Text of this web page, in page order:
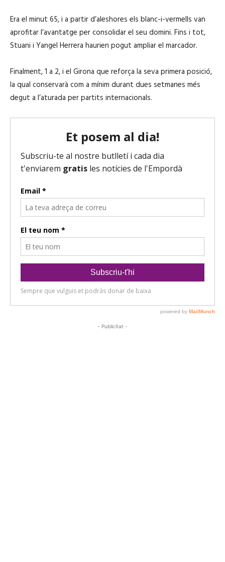
Era el minut 65, i a partir d’aleshores els blanc-i-vermells van
aprofitar l’avantatge per consolidar el seu domini. Fins i tot,
Stuani i Yangel Herrera haurien pogut ampliar el marcador.
Finalment, 1 a 2, i el Girona que reforça la seva primera posició,
la qual conservarà com a mínim durant dues setmanes més
degut a l’aturada per partits internacionals.
- Publicitat -